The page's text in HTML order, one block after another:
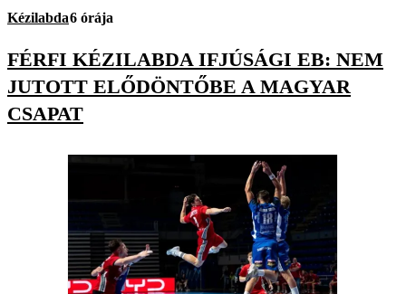
Kézilabda6 órája
FÉRFI KÉZILABDA IFJÚSÁGI EB: NEM
JUTOTT ELŐDÖNTŐBE A MAGYAR
CSAPAT